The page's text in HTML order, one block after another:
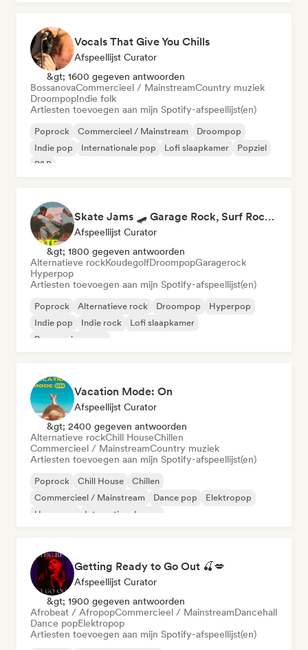
Vocals That Give You Chills
Afspeellijst Curator
&gt; 1600 gegeven antwoorden
BossanovaCommercieel / MainstreamCountry muziek
DroompopIndie folk
Artiesten toevoegen aan mijn Spotify-afspeellijst(en)
Poprock Commercieel / Mainstream
Droompop
Indie pop
Internationale pop Lofi slaapkamer
Popziel
R&B
Skate Jams 🛹 Garage Rock, Surf Rock & Neo-Psych
Afspeellijst Curator
&gt; 1800 gegeven antwoorden
Alternatieve rockKoudegolfDroompopGaragerock
Hyperpop
Artiesten toevoegen aan mijn Spotify-afspeellijst(en)
Poprock Alternatieve rock Droompop
Hyperpop
Indie pop
Indie rock
Lofi slaapkamer
Progressieve pop
Vacation Mode: On
Afspeellijst Curator
&gt; 2400 gegeven antwoorden
Alternatieve rockChill HouseChillen
Commercieel / MainstreamCountry muziek
Artiesten toevoegen aan mijn Spotify-afspeellijst(en)
Poprock Chill House
Chillen
Commercieel / Mainstream
Dance pop
Elektropop
Hyperpop
Internationale pop
Getting Ready to Go Out 🍒💋
Afspeellijst Curator
&gt; 1900 gegeven antwoorden
Afrobeat / AfropopCommercieel / MainstreamDancehall
Dance popElektropop
Artiesten toevoegen aan mijn Spotify-afspeellijst(en)